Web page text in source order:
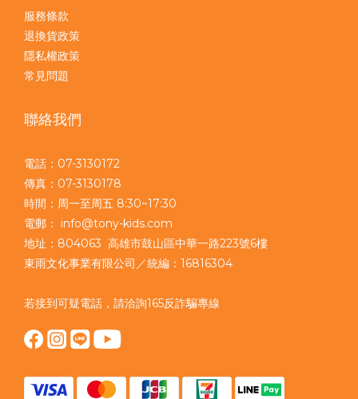
服務條款
退換貨政策
隱私權政策
常見問題
聯絡我們
電話：07-3130172
傳真：07-3130178
時間：周一至周五 8:30~17:30
電郵： info@tony-kids.com
地址：804063 高雄市鼓山區中華一路223號6樓
東雨文化事業有限公司／統編：16816304
若接到可疑電話，請洽詢165反詐騙專線